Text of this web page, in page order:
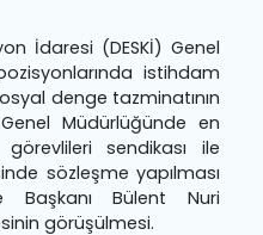
No:2’de bulunan
İdaresi (DESKİ)
pozisyonlarında
sosyal denge
Genel Müdürlüğünde
görevlileri sendikası